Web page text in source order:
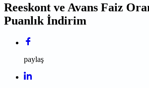
Reeskont ve Avans Faiz
Puanlık İndirim
paylaş